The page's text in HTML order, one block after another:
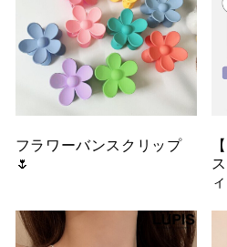
フラワーバンスクリップ
🌷